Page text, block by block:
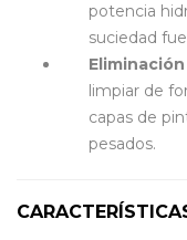
potencia
suciedad
limpiar de
capas de
pesados.